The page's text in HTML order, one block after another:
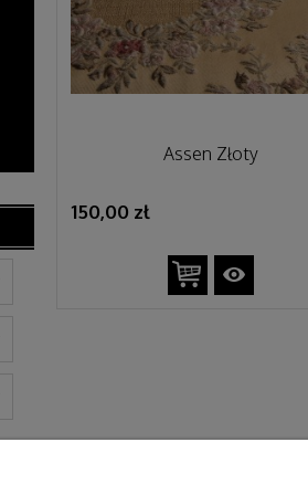
Assen Złoty
150,00 zł